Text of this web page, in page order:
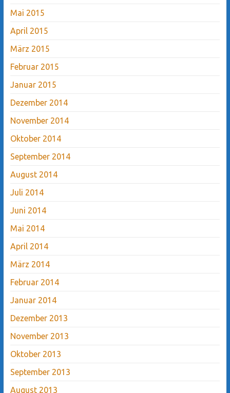
Mai 2015
April 2015
März 2015
Februar 2015
Januar 2015
Dezember 2014
November 2014
Oktober 2014
September 2014
August 2014
Juli 2014
Juni 2014
Mai 2014
April 2014
März 2014
Februar 2014
Januar 2014
Dezember 2013
November 2013
Oktober 2013
September 2013
August 2013